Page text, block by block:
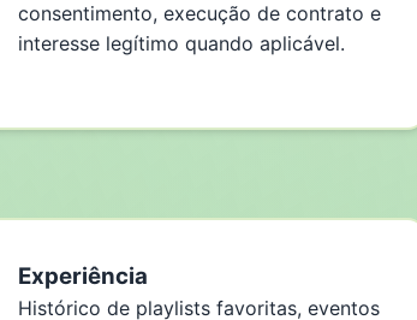
consentimento, execução de contrato e
interesse legítimo quando aplicável.
Experiência
Histórico de playlists favoritas, eventos